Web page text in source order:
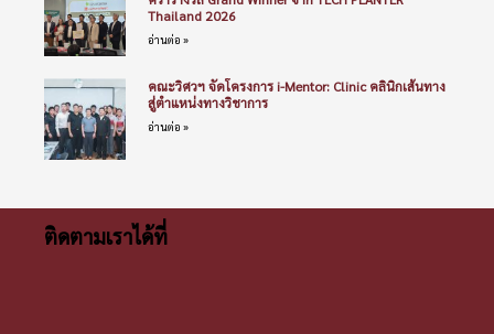
Thailand 2026
อ่านต่อ »
คณะวิศวฯ จัดโครงการ i-Mentor: Clinic คลินิกเส้นทาง
สู่ตำแหน่งทางวิชาการ
อ่านต่อ »
ติดตามเราได้ที่